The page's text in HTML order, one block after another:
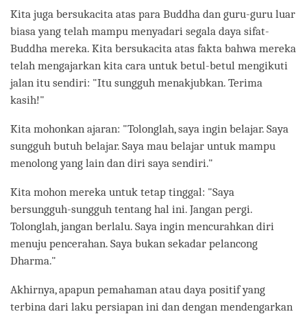
Kita juga bersukacita atas para Buddha dan guru-guru luar
biasa yang telah mampu menyadari segala daya sifat-
Buddha mereka. Kita bersukacita atas fakta bahwa mereka
telah mengajarkan kita cara untuk betul-betul mengikuti
jalan itu sendiri: "Itu sungguh menakjubkan. Terima
kasih!"
Kita mohonkan ajaran: "Tolonglah, saya ingin belajar. Saya
sungguh butuh belajar. Saya mau belajar untuk mampu
menolong yang lain dan diri saya sendiri."
Kita mohon mereka untuk tetap tinggal: "Saya
bersungguh-sungguh tentang hal ini. Jangan pergi.
Tolonglah, jangan berlalu. Saya ingin mencurahkan diri
menuju pencerahan. Saya bukan sekadar pelancong
Dharma."
Akhirnya, apapun pemahaman atau daya positif yang
terbina dari laku persiapan ini dan dengan mendengarkan